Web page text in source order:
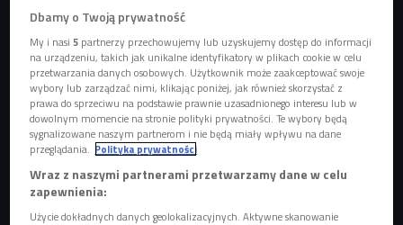
Dbamy o Twoją prywatność
My i nasi5 partnerzy przechowujemy lub uzyskujemy dostęp do informacji
na urządzeniu, takich jak unikalne identyfikatory w plikach cookie w celu
przetwarzania danych osobowych. Użytkownik może zaakceptować swoje
wybory lub zarządzać nimi, klikając poniżej, jak również skorzystać z
prawa do sprzeciwu na podstawie prawnie uzasadnionego interesu lub w
dowolnym momencie na stronie polityki prywatności. Te wybory będą
sygnalizowane naszym partnerom i nie będą miały wpływu na dane
przeglądania. Polityka prywatności
Wraz z naszymi partnerami przetwarzamy dane w celu
zapewnienia:
Użycie dokładnych danych geolokalizacyjnych. Aktywne skanowanie